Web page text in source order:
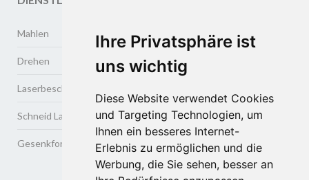
Ihre Privatsphäre ist
uns wichtig
Diese Website verwendet Cookies
und Targeting Technologien, um
Ihnen ein besseres Internet-
Erlebnis zu ermöglichen und die
Werbung, die Sie sehen, besser an
Mahlen
Drehen
Laserbeschriftung
Schneid Lasweschweisse
Gesenkformen und tiefziehen von metallen